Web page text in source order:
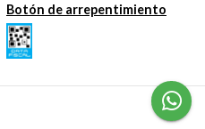
Botón de arrepentimiento